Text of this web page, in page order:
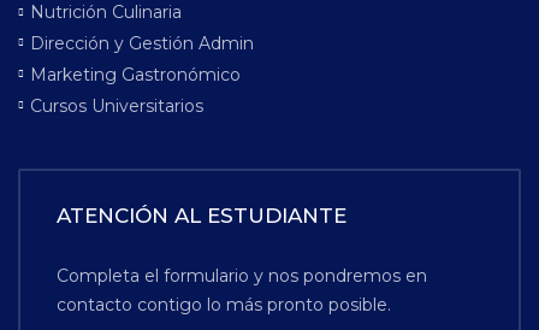
Nutrición Culinaria
Dirección y Gestión Admin
Marketing Gastronómico
Cursos Universitarios
ATENCIÓN AL ESTUDIANTE
Completa el formulario y nos pondremos en
contacto contigo lo más pronto posible.